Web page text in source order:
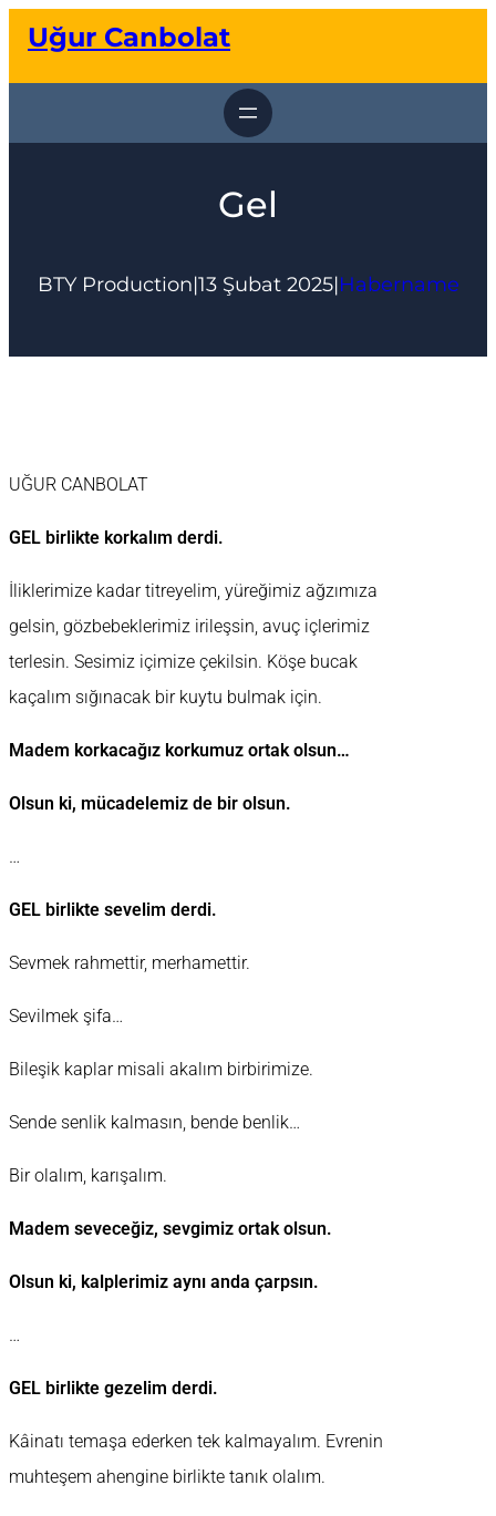
geçUğur Canbolat
Gel
BTY Production|13 Şubat 2025|Habername
UĞUR CANBOLAT
GEL birlikte korkalım derdi.
İliklerimize kadar titreyelim, yüreğimiz ağzımıza
gelsin, gözbebeklerimiz irileşsin, avuç içlerimiz
terlesin. Sesimiz içimize çekilsin. Köşe bucak
kaçalım sığınacak bir kuytu bulmak için.
Madem korkacağız korkumuz ortak olsun…
Olsun ki, mücadelemiz de bir olsun.
…
GEL birlikte sevelim derdi.
Sevmek rahmettir, merhamettir.
Sevilmek şifa…
Bileşik kaplar misali akalım birbirimize.
Sende senlik kalmasın, bende benlik…
Bir olalım, karışalım.
Madem seveceğiz, sevgimiz ortak olsun.
Olsun ki, kalplerimiz aynı anda çarpsın.
…
GEL birlikte gezelim derdi.
Kâinatı temaşa ederken tek kalmayalım. Evrenin
muhteşem ahengine birlikte tanık olalım.